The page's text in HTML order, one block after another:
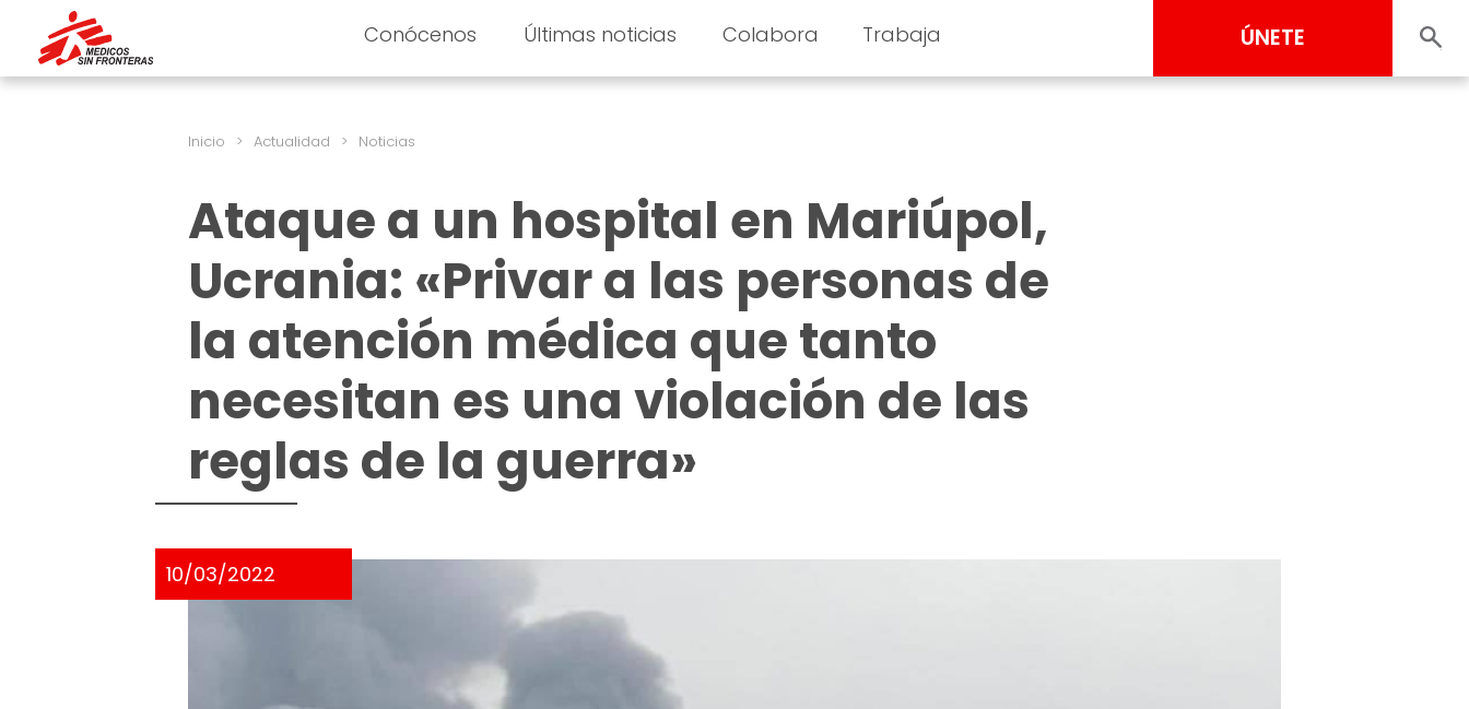
Conócenos Últimas noticias Colabora Trabaja ÚNETE
Inicio > Actualidad > Noticias
Ataque a un hospital en Mariúpol,
Ucrania: «Privar a las personas de
la atención médica que tanto
necesitan es una violación de las
reglas de la guerra»
10/03/2022